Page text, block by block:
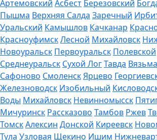
Артемовский Асбест Березовский
Пышма Верхняя Салда Заречный
Уральский Камышлов Качканар
КрасноуфимскЛесной Михайловск
Новоуральск Первоуральск Полевской
Среднеуральск Сухой ЛогТавда Вязьма
Сафоново СмоленскЯрцево
Железноводск Изобильный
Воды Михайловск Невинномысск
Мичуринск Рассказово Тамбов Ржев
ТомскАлексин Донской Киреевск
Тула Узловая Щекино Ишим